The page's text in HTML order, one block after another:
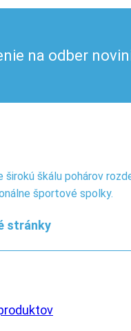
na odber
širokú škálu pohárov
športové spolky.
stránky